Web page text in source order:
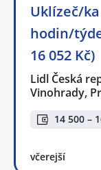
Uklízeč/
hodin/
16 052 Kč)
Lidl Česká
Vinohrady,
14 500 –
včerejší